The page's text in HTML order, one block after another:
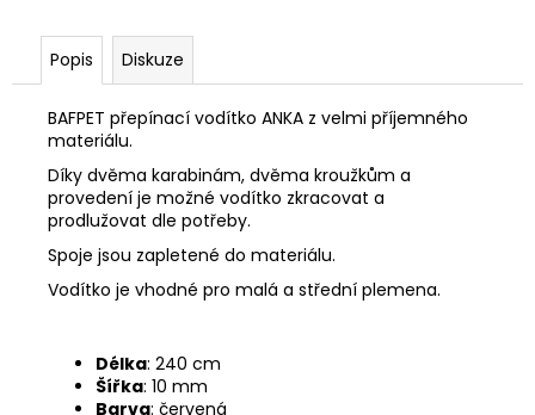
Popis Diskuze
BAFPET přepínací vodítko ANKA z velmi příjemného
materiálu.
Díky dvěma karabinám, dvěma kroužkům a
provedení je možné vodítko zkracovat a
prodlužovat dle potřeby.
Spoje jsou zapletené do materiálu.
Vodítko je vhodné pro malá a střední plemena.
Délka: 240 cm
Šířka: 10 mm
Barva: červená
JOSICAT
KAPSIČKA
RICH
TURKEY
SAUCE
85G
29
Kč